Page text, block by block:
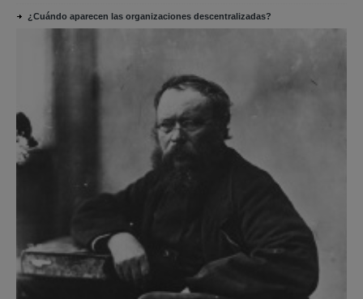
¿Cuándo aparecen las organizaciones descentralizadas?